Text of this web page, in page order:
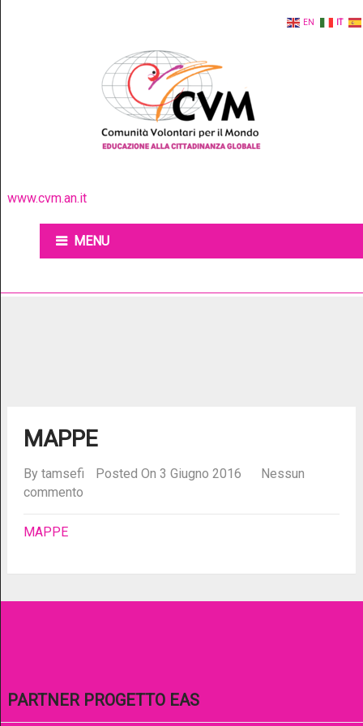
www.cvm.an.it
MENU
MAPPE
By tamsefi Posted On 3 Giugno 2016
Nessun
commento
MAPPE
PARTNER PROGETTO EAS
EN IT